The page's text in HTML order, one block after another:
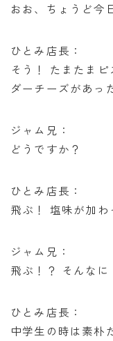
おお、ちょうど今
ひとみ店長：
そう！ たまたま
ダーチーズがあっ
ジャム兄：
どうですか？
ひとみ店長：
飛ぶ！ 塩味が加わ
ジャム兄：
飛ぶ！？ そんなに
ひとみ店長：
中学生の時は素朴